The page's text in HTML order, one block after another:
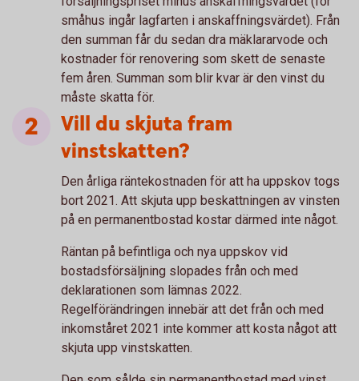
småhus ingår lagfarten i anskaffningsvärdet). Från
den summan får du sedan dra mäklararvode och
kostnader för renovering som skett de senaste
fem åren. Summan som blir kvar är den vinst du
måste skatta för.
Vill du skjuta fram
vinstskatten?
Den årliga räntekostnaden för att ha uppskov togs
bort 2021. Att skjuta upp beskattningen av vinsten
på en permanentbostad kostar därmed inte något.
Räntan på befintliga och nya uppskov vid
bostadsförsäljning slopades från och med
deklarationen som lämnas 2022.
Regelförändringen innebär att det från och med
inkomståret 2021 inte kommer att kosta något att
skjuta upp vinstskatten.